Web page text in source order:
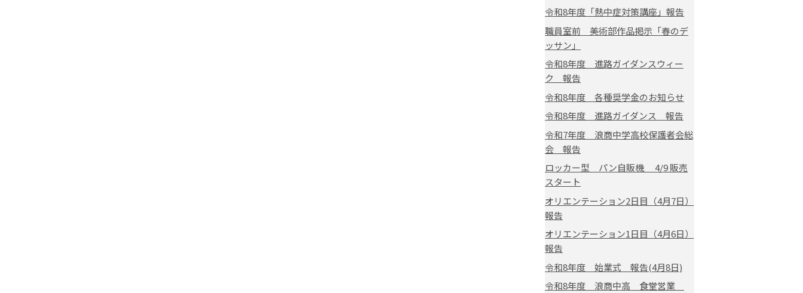
令和8年度「熱中症対策講座」報告
職員室前 美術部作品掲示「春のデ
ッサン」
令和8年度 進路ガイダンスウィー
ク 報告
令和8年度 各種奨学金のお知らせ
令和8年度 進路ガイダンス 報告
令和7年度 浪商中学高校保護者会総
会 報告
ロッカー型 パン自販機 4/9 販売
スタート
オリエンテーション2日目（4月7日）
報告
オリエンテーション1日目（4月6日）
報告
令和8年度 始業式 報告(4月8日)
令和8年度 浪商中高 食堂営業